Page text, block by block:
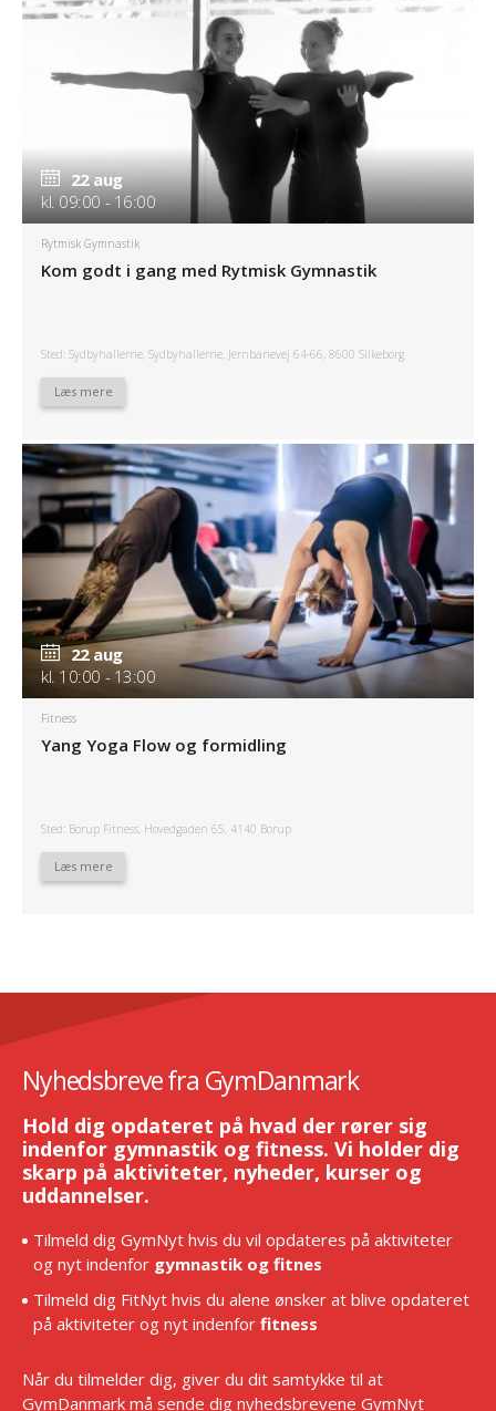
22 aug
kl. 09:00 - 16:00
Rytmisk Gymnastik
Kom godt i gang med Rytmisk Gymnastik
Sted: Sydbyhallerne, Sydbyhallerne, Jernbanevej 64-66, 8600 Silkeborg
Læs mere
22 aug
kl. 10:00 - 13:00
Fitness
Yang Yoga Flow og formidling
Sted: Borup Fitness, Hovedgaden 65, 4140 Borup
Læs mere
Nyhedsbreve fra GymDanmark
Hold dig opdateret på hvad der rører sig
indenfor gymnastik og fitness. Vi holder dig
skarp på aktiviteter, nyheder, kurser og
uddannelser.
Tilmeld dig GymNyt hvis du vil opdateres på aktiviteter
og nyt indenfor gymnastik og fitnes
Tilmeld dig FitNyt hvis du alene ønsker at blive opdateret
på aktiviteter og nyt indenfor fitness
Når du tilmelder dig, giver du dit samtykke til at
GymDanmark må sende dig nyhedsbrevene GymNyt